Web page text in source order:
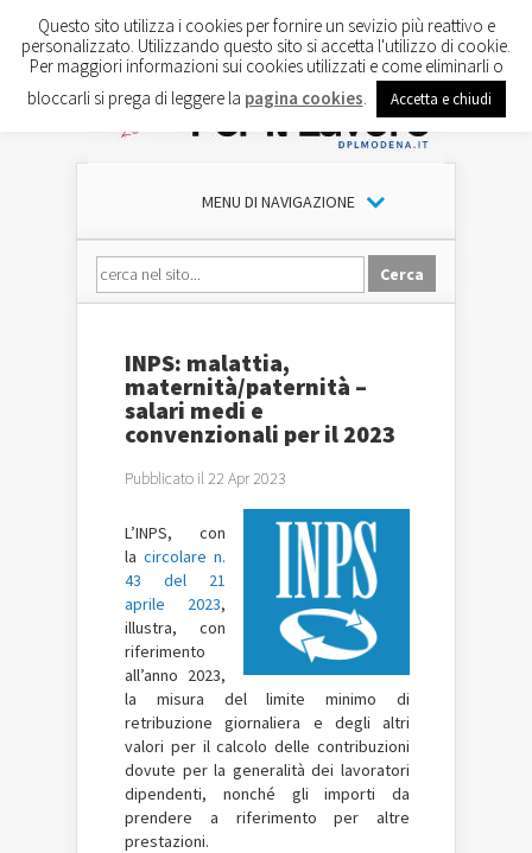
MENU DI NAVIGAZIONE
INPS: malattia,
maternità/paternità –
salari medi e
convenzionali per il 2023
Pubblicato il 22 Apr 2023
L’INPS, con
la circolare n.
43 del 21
aprile 2023,
illustra, con
riferimento
all’anno 2023,
la misura del limite minimo di
retribuzione giornaliera e degli altri
valori per il calcolo delle contribuzioni
dovute per la generalità dei lavoratori
dipendenti, nonché gli importi da
prendere a riferimento per altre
prestazioni.
Questo sito utilizza i cookies per fornire un sevizio più reattivo e
personalizzato. Utilizzando questo sito si accetta l'utilizzo di cookie.
Per maggiori informazioni sui cookies utilizzati e come eliminarli o
bloccarli si prega di leggere la pagina cookies Accetta e chiudi